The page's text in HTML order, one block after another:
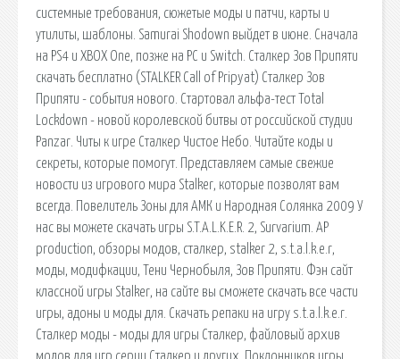
системные требования, сюжетые моды и патчи, карты и
утилиты, шаблоны. Samurai Shodown выйдет в июне. Сначала
на PS4 и XBOX One, позже на PC и Switch. Сталкер Зов Припяти
скачать бесплатно (STALKER Call of Pripyat) Сталкер Зов
Припяти - события нового. Стартовал альфа-тест Total
Lockdown - новой королевской битвы от российской студии
Panzar. Читы к игре Сталкер Чистое Небо. Читайте коды и
секреты, которые помогут. Представляем самые свежие
новости из игрового мира Stalker, которые позволят вам
всегда. Повелитель Зоны для АМК и Народная Солянка 2009 У
нас вы можете скачать игры S.T.A.L.K.E.R. 2, Survarium. AP
production, обзоры модов, сталкер, stalker 2, s.t.a.l.k.e.r,
моды, модифкации, Тени Чернобыля, Зов Припяти. Фэн сайт
классной игры Stalker, на сайте вы сможете скачать все части
игры, адоны и моды для. Скачать репаки на игру s.t.a.l.k.e.r.
Сталкер моды - моды для игры Сталкер, файловый архив
модов для игр серии Сталкер и других. Поклонников игры